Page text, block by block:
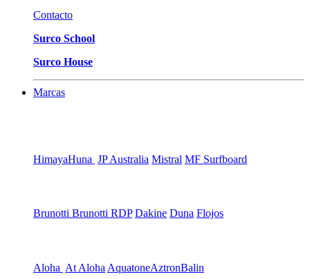
Contacto
Surco School
Surco House
Marcas
HimayaHuna JP Australia Mistral MF Surfboard
Brunotti Brunotti RDP Dakine Duna Flojos
Aloha At Aloha AquatoneAztronBalin